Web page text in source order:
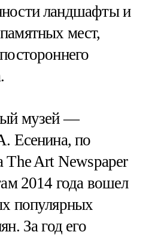
ландшафты и
мест,
музей —
Есенина, по
The Art Newspaper
2014 года вошел
популярных
За год его